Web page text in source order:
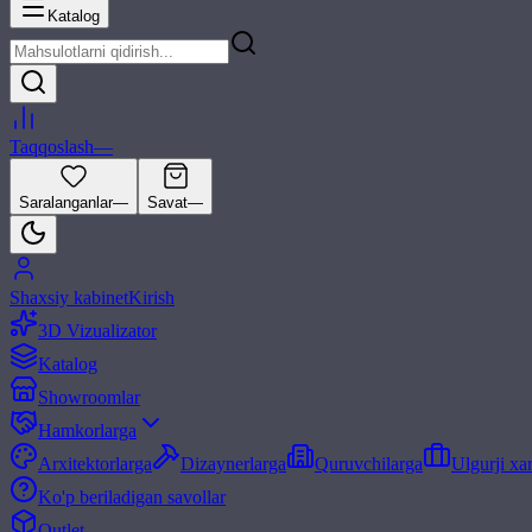
Katalog
Taqqoslash—
Saralanganlar— Savat—
Shaxsiy kabinetKirish
3D Vizualizator
Katalog
Showroomlar
Hamkorlarga
Arxitektorlarga
Dizaynerlarga Quruvchilarga
Ulgurji
Ko'p beriladigan savollar